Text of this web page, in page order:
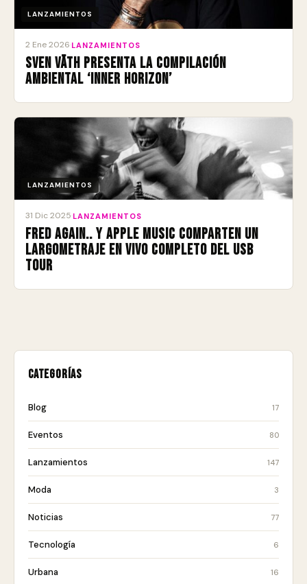
LANZAMIENTOS
2 Ene 2026 LANZAMIENTOS
Sven Väth presenta la compilación
ambiental ‘Inner Horizon’
LANZAMIENTOS
31 Dic 2025 LANZAMIENTOS
Fred again.. y Apple Music comparten un
largometraje en vivo completo del USB
Tour
Categorías
Blog 17
Eventos 80
Lanzamientos 147
Moda 3
Noticias 77
Tecnología 6
Urbana 16